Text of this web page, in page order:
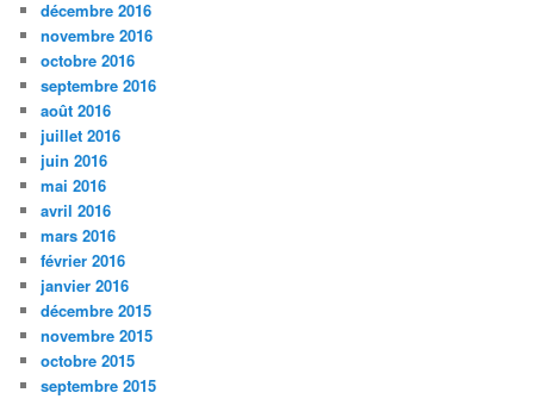
décembre 2016
novembre 2016
octobre 2016
septembre 2016
août 2016
juillet 2016
juin 2016
mai 2016
avril 2016
mars 2016
février 2016
janvier 2016
décembre 2015
novembre 2015
octobre 2015
septembre 2015